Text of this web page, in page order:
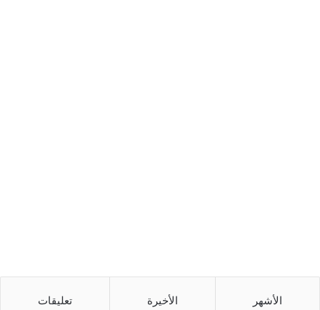
الأشهر الأخيرة تعليقات